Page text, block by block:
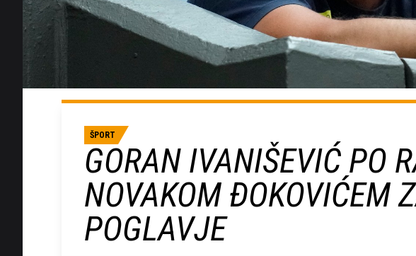
ŠPORT
GORAN IVANIŠEVIĆ PO
NOVAKOM ĐOKOVIĆEM
POGLAVJE